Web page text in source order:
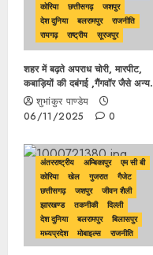
कोरिया
छत्तीसगढ़
जशपुर
देश दुनिया
बलरामपुर
राजनीति
रायगढ़
राष्ट्रीय सूरजपुर
शहर में बढ़ते अपराध चोरी, मारपीट,
कबाड़ियों की दबंगई ,गैंगवॉर जैसे अन्य
घटनाओं के बढ़ावा के पीछे किसका
हाथ,पुलिसिया व्यवस्था पर क्यों उठ रहे
सवाल..
शुभांकुर पाण्डेय
06/11/2025
0
अंतरराष्ट्रीय अम्बिकापुर
एम सी बी
कोरिया
खेल गुजरात
गैजेट
छत्तीसगढ़
जशपुर
जीवन शैली
झारखण्ड
तकनीकी
दिल्ली
देश दुनिया
बलरामपुर
बिलासपुर
मध्यप्रदेश
मोबाइल्स
राजनीति
रायगढ़
रायपुर राष्ट्रीय सूरजपुर